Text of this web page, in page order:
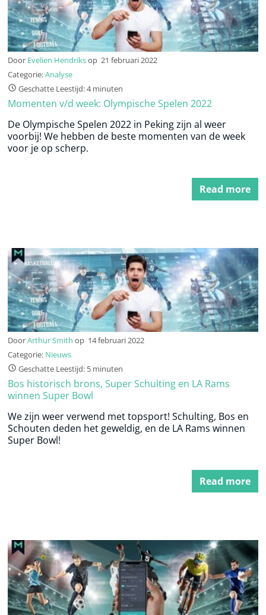
Door Evelien Hendriksop 21 februari 2022
Categorie:Analyse
Geschatte Leestijd: 4 minuten
Momenten v/d week: Olympische Spelen 2022
De Olympische Spelen 2022 in Peking zijn al weer
voorbij! We hebben de beste momenten van de week
voor je op scherp.
Read more
DoorArthur Smith op 14 februari 2022
Categorie: Nieuws
Geschatte Leestijd: 5 minuten
Bos historisch brons, Super Schulting en LA Rams
winnen Super Bowl
We zijn weer verwend met topsport! Schulting, Bos en
Schouten deden het geweldig, en de LA Rams winnen
Super Bowl!
Read more